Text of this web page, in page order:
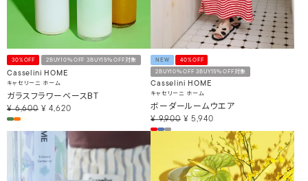
30%OFF 2BUY10％OFF 3BUY15％OFF対象
Casselini HOME
キャセリーニ ホーム
ガラスフラワーベースBT
¥ 6,600 ¥ 4,620
NEW 40%OFF
2BUY10％OFF 3BUY15％OFF対象
Casselini HOME
キャセリーニ ホーム
ボーダールームウエア
¥ 9,900 ¥ 5,940